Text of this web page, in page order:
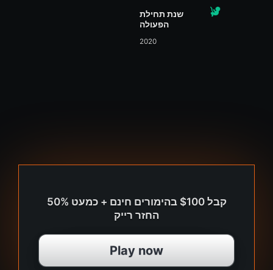
שנת תחילת
הפעולה
2020
קבל $100 בהימורים חינם + כמעט 50%
החזר רייק
Play now